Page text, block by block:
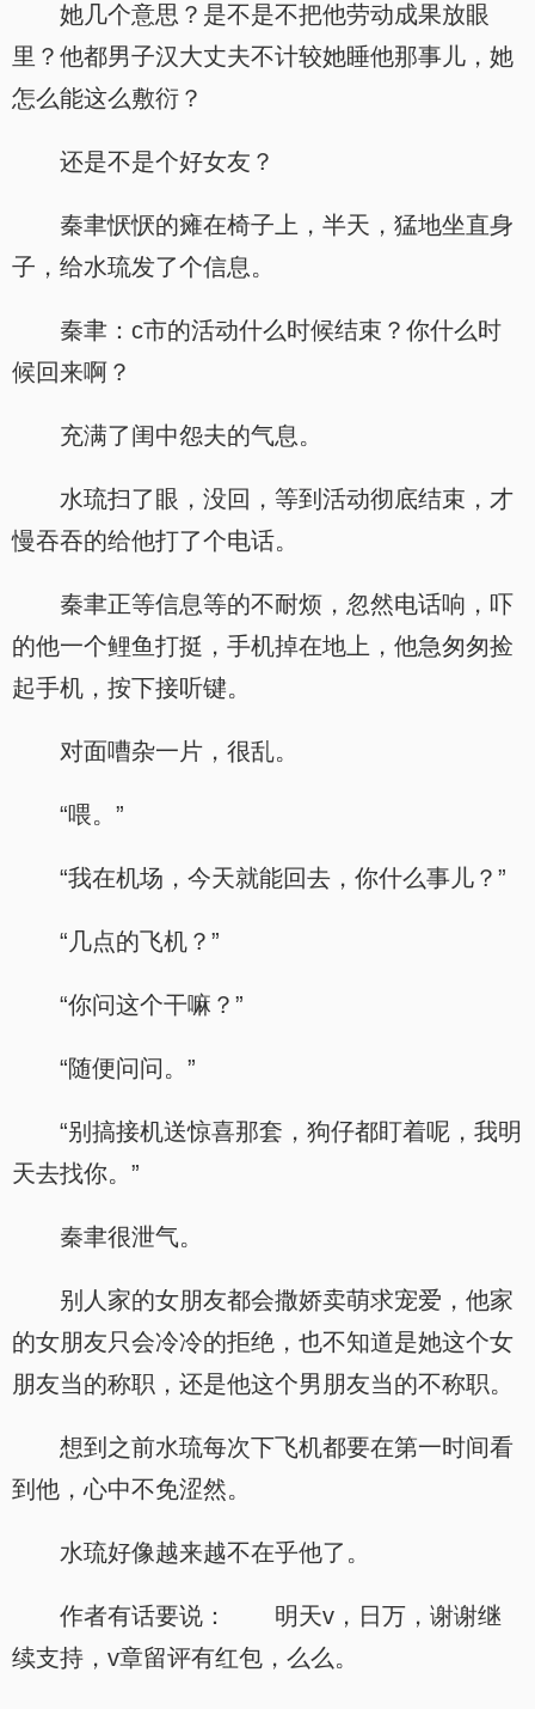
她几个意思？是不是不把他劳动成果放眼
里？他都男子汉大丈夫不计较她睡他那事儿，她
怎么能这么敷衍？
还是不是个好女友？
秦聿恹恹的瘫在椅子上，半天，猛地坐直身
子，给水琉发了个信息。
秦聿：c市的活动什么时候结束？你什么时
候回来啊？
充满了闺中怨夫的气息。
水琉扫了眼，没回，等到活动彻底结束，才
慢吞吞的给他打了个电话。
秦聿正等信息等的不耐烦，忽然电话响，吓
的他一个鲤鱼打挺，手机掉在地上，他急匆匆捡
起手机，按下接听键。
对面嘈杂一片，很乱。
“喂。”
“我在机场，今天就能回去，你什么事儿？”
“几点的飞机？”
“你问这个干嘛？”
“随便问问。”
“别搞接机送惊喜那套，狗仔都盯着呢，我明
天去找你。”
秦聿很泄气。
别人家的女朋友都会撒娇卖萌求宠爱，他家
的女朋友只会冷冷的拒绝，也不知道是她这个女
朋友当的称职，还是他这个男朋友当的不称职。
想到之前水琉每次下飞机都要在第一时间看
到他，心中不免涩然。
水琉好像越来越不在乎他了。
作者有话要说： 明天v，日万，谢谢继
续支持，v章留评有红包，么么。